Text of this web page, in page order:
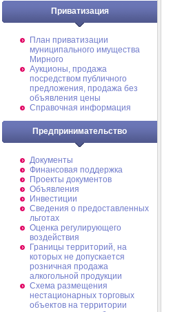
Приватизация
План приватизации
муниципального имущества
Мирного
Аукционы, продажа
посредством публичного
предложения, продажа без
объявления цены
Справочная информация
Предпринимательство
Документы
Финансовая поддержка
Проекты документов
Объявления
Инвестиции
Сведения о предоставленных
льготах
Оценка регулирующего
воздействия
Границы территорий, на
которых не допускается
розничная продажа
алкогольной продукции
Схема размещения
нестационарных торговых
объектов на территории